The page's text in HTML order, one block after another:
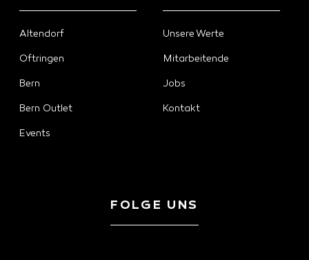
Altendorf
Oftringen
Bern
Bern Outlet
Events
Unsere Werte
Mitarbeitende
Jobs
Kontakt
FOLGE UNS